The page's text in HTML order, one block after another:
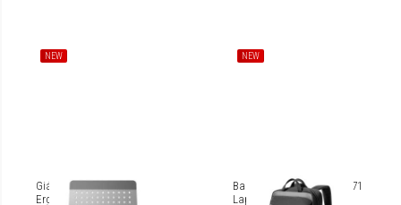
NEW
Giá đỡ HyperSpace
Ergonomic Laptop Stand
NEW
Balo Tomtoc Navigator-T71
Laptop 16 inch/24L T71